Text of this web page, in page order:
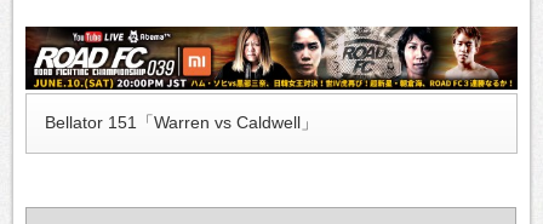
Bellator 151「Warren vs Caldwell」